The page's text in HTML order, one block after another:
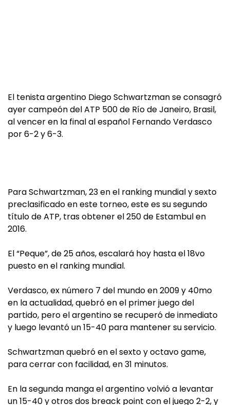
El tenista argentino Diego Schwartzman se consagró
ayer campeón del ATP 500 de Río de Janeiro, Brasil,
al vencer en la final al español Fernando Verdasco
por 6-2 y 6-3.
Para Schwartzman, 23 en el ranking mundial y sexto
preclasificado en este torneo, este es su segundo
título de ATP, tras obtener el 250 de Estambul en
2016.
El “Peque”, de 25 años, escalará hoy hasta el 18vo
puesto en el ranking mundial.
Verdasco, ex número 7 del mundo en 2009 y 40mo
en la actualidad, quebró en el primer juego del
partido, pero el argentino se recuperó de inmediato
y luego levantó un 15-40 para mantener su servicio.
Schwartzman quebró en el sexto y octavo game,
para cerrar con facilidad, en 31 minutos.
En la segunda manga el argentino volvió a levantar
un 15-40 y otros dos breack point con el juego 2-2, y